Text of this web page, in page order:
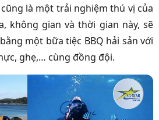
là một trải nghiệm thú vị của
không gian và thời gian này, sẽ
một bữa tiệc BBQ hải sản với
ghẹ,… cùng đồng đội.